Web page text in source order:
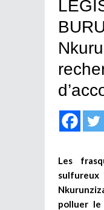
Les
polluer le